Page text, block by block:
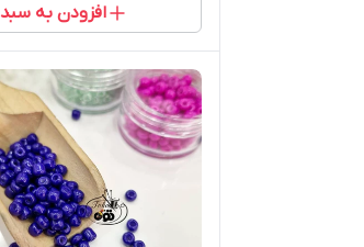
افزودن به سبد